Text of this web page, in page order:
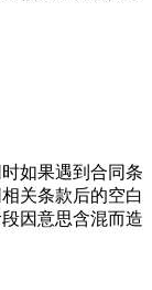
如果遇到合同条
关条款后的空白
因意思含混而造